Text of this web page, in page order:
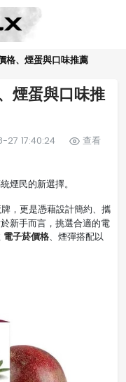
格、煙蛋與口味推薦
煙蛋與口味推
27 17:40:24
查看
煙民的新選擇。
，更是憑藉設計簡約、攜
新手而言，挑選合適的電
電子菸價格、煙彈搭配以